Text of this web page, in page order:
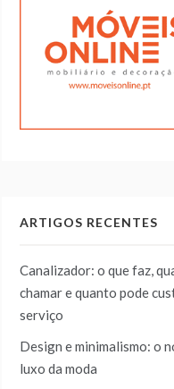
ARTIGOS RECENTES
Canalizador: o que faz,
chamar e quanto pode
serviço
Design e minimalismo: o
luxo da moda